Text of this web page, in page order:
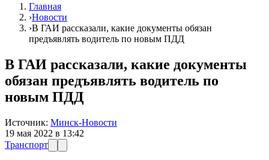
Главная
›Новости
›В ГАИ рассказали, какие документы обязан
предъявлять водитель по новым ПДД
В ГАИ рассказали, какие документы
обязан предъявлять водитель по
новым ПДД
Источник: Минск-Новости
19 мая 2022 в 13:42
Транспорт